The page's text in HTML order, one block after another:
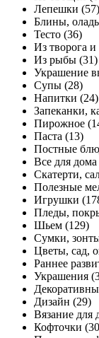
Лепешки (57)
Блины,
Тесто (36)
Из творога
Из рыбы (31)
Украшение
Супы (28)
Напитки (24)
Запеканки,
Пирожное
Паста (13)
Постные
Все для
Скатерти,
Полезные
Игрушки
Пледы,
Шьем (129)
Сумки,
Цветы, сад,
Раннее
Украшения
Дизайн (29)
Вязание для
Кофточки